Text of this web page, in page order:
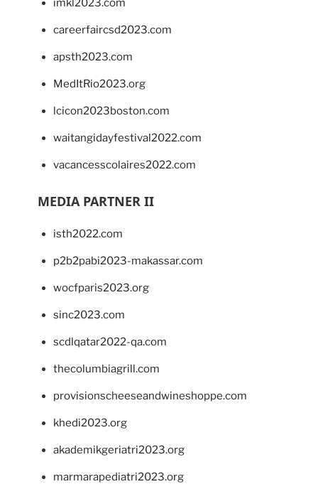
imkl2023.com
careerfaircsd2023.com
apsth2023.com
MedItRio2023.org
lcicon2023boston.com
waitangidayfestival2022.com
vacancesscolaires2022.com
MEDIA PARTNER II
isth2022.com
p2b2pabi2023-makassar.com
wocfparis2023.org
sinc2023.com
scdlqatar2022-qa.com
thecolumbiagrill.com
provisionscheeseandwineshoppe.com
khedi2023.org
akademikgeriatri2023.org
marmarapediatri2023.org